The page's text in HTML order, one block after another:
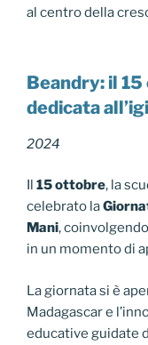
al centro della
Beandry: il
dedicata
2024
Il 15 ottobre, la
celebrato la
Mani,
in un momento di
La giornata si è
Madagascar e
educative guidate